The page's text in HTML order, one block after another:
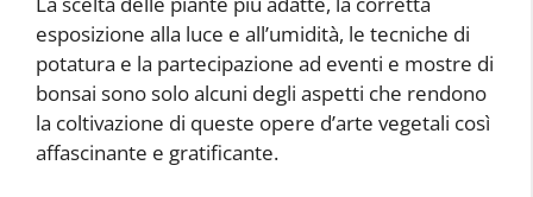
esposizione alla luce e all’umidità, le tecniche di
potatura e la partecipazione ad eventi e mostre di
bonsai sono solo alcuni degli aspetti che rendono
la coltivazione di queste opere d’arte vegetali così
affascinante e gratificante.